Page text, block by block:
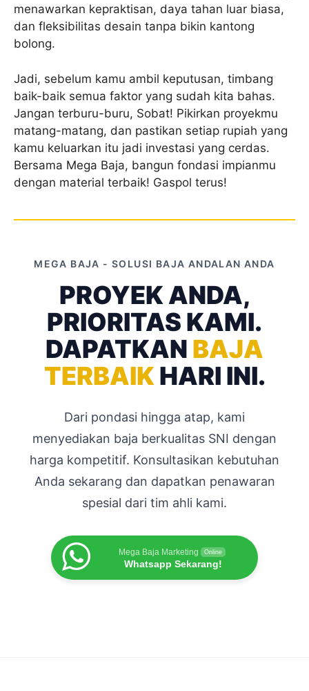
menawarkan kepraktisan, daya tahan luar biasa,
dan fleksibilitas desain tanpa bikin kantong
bolong.
Jadi, sebelum kamu ambil keputusan, timbang
baik-baik semua faktor yang sudah kita bahas.
Jangan terburu-buru, Sobat! Pikirkan proyekmu
matang-matang, dan pastikan setiap rupiah yang
kamu keluarkan itu jadi investasi yang cerdas.
Bersama Mega Baja, bangun fondasi impianmu
dengan material terbaik! Gaspol terus!
MEGA BAJA - SOLUSI BAJA ANDALAN ANDA
PROYEK ANDA,
PRIORITAS KAMI.
DAPATKAN BAJA
TERBAIK HARI INI.
Dari pondasi hingga atap, kami
menyediakan baja berkualitas SNI dengan
harga kompetitif. Konsultasikan kebutuhan
Anda sekarang dan dapatkan penawaran
spesial dari tim ahli kami.
Mega Baja Marketing Online
Whatsapp Sekarang!